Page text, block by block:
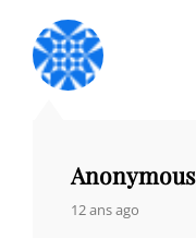
Anonymous
says:
12 ans ago